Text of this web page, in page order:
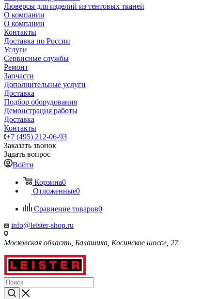
Люверсы для изделий из тентовых тканей
О компании
О компании
Контакты
Доставка по России
Услуги
Сервисные службы
Ремонт
Запчасти
Дополнительные услуги
Доставка
Подбор оборудования
Демонстрация работы
Доставка
Контакты
+7 (495) 212-06-93
Заказать звонок
Задать вопрос
Войти
Корзина0
Отложенные0
Сравнение товаров0
info@leister-shop.ru
Московская область, Балашиха, Косинское шоссе, 27